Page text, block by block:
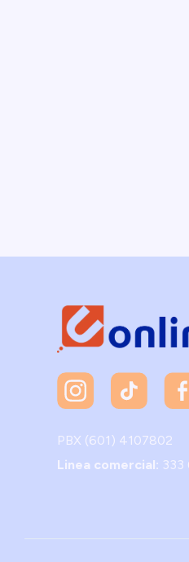
PBX (601) 4107802
Linea comercial: 333